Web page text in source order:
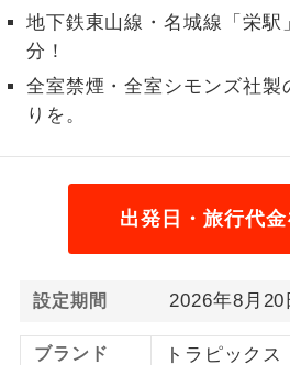
地下鉄東山線・名城線「栄駅
分！
全室禁煙・全室シモンズ社製
りを。
出発日・旅行代金
設定期間 2026年8月20
ブランド トラピックス
1名様催行
1名様から出発
2名様催行
2名様から出発
おひとり様参
おひとり様限
スです。
ご夫婦限定で
す。